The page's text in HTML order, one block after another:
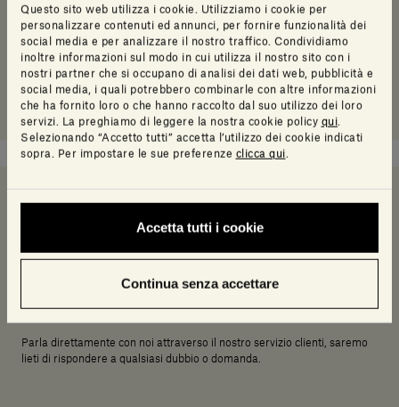
Questo sito web utilizza i cookie. Utilizziamo i cookie per
personalizzare contenuti ed annunci, per fornire funzionalità dei
social media e per analizzare il nostro traffico. Condividiamo
inoltre informazioni sul modo in cui utilizza il nostro sito con i
nostri partner che si occupano di analisi dei dati web, pubblicità e
social media, i quali potrebbero combinarle con altre informazioni
che ha fornito loro o che hanno raccolto dal suo utilizzo dei loro
servizi. La preghiamo di leggere la nostra cookie policy qui
Selezionando “Accetto tutti” accetta l’utilizzo dei cookie indicati
sopra. Per impostare le sue preferenze clicca qui
Accetta tutti i cookie
Continua senza accettare
Serve un aiuto a decidere?
Parla direttamente con noi attraverso il nostro servizio clienti, saremo
lieti di rispondere a qualsiasi dubbio o domanda.